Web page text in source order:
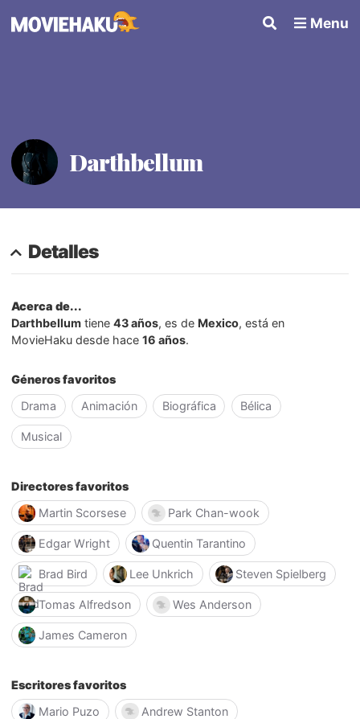
Menu
Darthbellum
Detalles
Acerca de...
Darthbellum tiene43 años, es de Mexico, está en
MovieHaku desde hace16 años.
Géneros favoritos
Drama
Animación Biográfica Bélica
Musical
Directores favoritos
Martin Scorsese
Park Chan-wook
Edgar Wright Quentin Tarantino
Brad Bird Lee Unkrich Steven Spielberg
Tomas Alfredson Wes Anderson
James Cameron
Escritores favoritos
Mario Puzo
Andrew Stanton